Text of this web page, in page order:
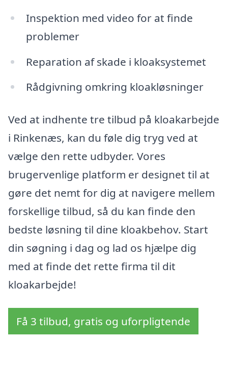
Inspektion med video for at finde
problemer
Reparation af skade i kloaksystemet
Rådgivning omkring kloakløsninger
Ved at indhente tre tilbud på kloakarbejde
i Rinkenæs, kan du føle dig tryg ved at
vælge den rette udbyder. Vores
brugervenlige platform er designet til at
gøre det nemt for dig at navigere mellem
forskellige tilbud, så du kan finde den
bedste løsning til dine kloakbehov. Start
din søgning i dag og lad os hjælpe dig
med at finde det rette firma til dit
kloakarbejde!
Få 3 tilbud, gratis og uforpligtende